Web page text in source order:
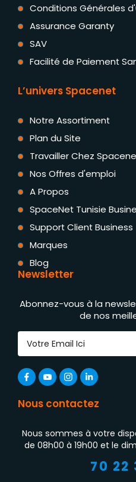
Conditions Générales
Assurance Garanty
SAV
Facilité de Paiement
L’univers Spacenet
Notre Assortiment
Plan du Site
Travailler Chez
Nos Offres d'emploi
A Propos
SpaceNet Tunisie
Support Client Business
Marques
Blog
Newsletter
Abonnez-vous à la
de nos
Nous contactez
Nous sommes à votre
de 08h00 à 19h00 et le
70 22